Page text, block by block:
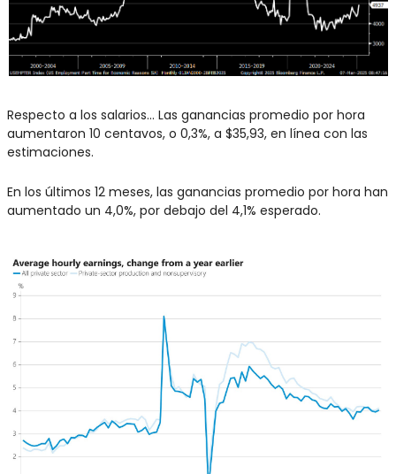
Respecto a los salarios... Las ganancias promedio por hora
aumentaron 10 centavos, o 0,3%, a $35,93, en línea con las
estimaciones.
En los últimos 12 meses, las ganancias promedio por hora han
aumentado un 4,0%, por debajo del 4,1% esperado.